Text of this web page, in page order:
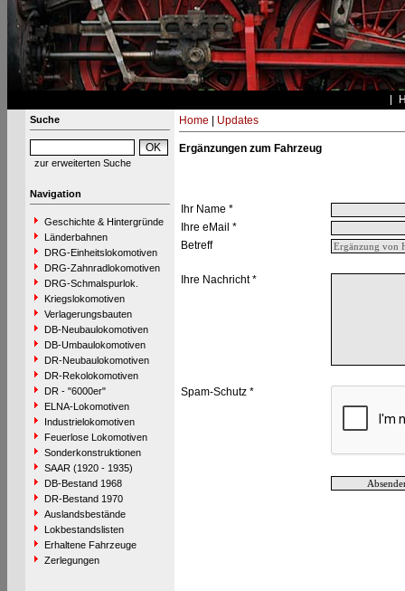
Suche
zur erweiterten Suche
Navigation
Geschichte & Hintergründe
Länderbahnen
DRG-Einheitslokomotiven
DRG-Zahnradlokomotiven
DRG-Schmalspurlok.
Kriegslokomotiven
Verlagerungsbauten
DB-Neubaulokomotiven
DB-Umbaulokomotiven
DR-Neubaulokomotiven
DR-Rekolokomotiven
DR - "6000er"
ELNA-Lokomotiven
Industrielokomotiven
Feuerlose Lokomotiven
Sonderkonstruktionen
SAAR (1920 - 1935)
DB-Bestand 1968
DR-Bestand 1970
Auslandsbestände
Lokbestandslisten
Erhaltene Fahrzeuge
Zerlegungen
Home Updates
Ergänzungen zum Fahrzeug
Ihr Name *
Ihre eMail *
Betreff
Ihre Nachricht *
Spam-Schutz *